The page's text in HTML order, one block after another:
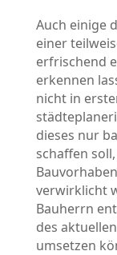
Auch einige
einer
erfrischend
erkennen
nicht in
dieses nur
schaffen
verwirklicht
Bauherrn
des
umsetzen